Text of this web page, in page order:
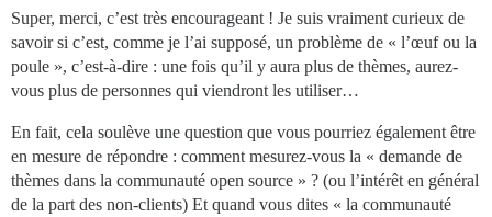
Super, merci, c’est très encourageant ! Je suis vraiment curieux de
savoir si c’est, comme je l’ai supposé, un problème de « l’œuf ou la
poule », c’est-à-dire : une fois qu’il y aura plus de thèmes, aurez-
vous plus de personnes qui viendront les utiliser…
En fait, cela soulève une question que vous pourriez également être
en mesure de répondre : comment mesurez-vous la « demande de
thèmes dans la communauté open source » ? (ou l’intérêt en général
de la part des non-clients) Et quand vous dites « la communauté